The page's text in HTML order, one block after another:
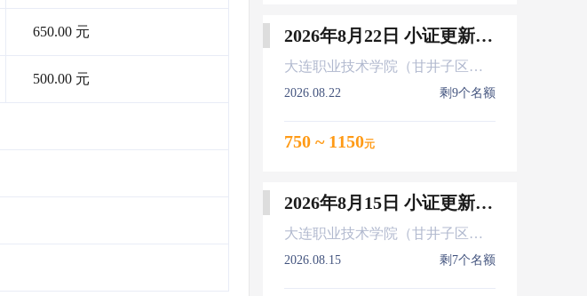
650.00 元
500.00 元
2026年8月22日 小证更新 Z01Z02Z04
大连职业技术学院（甘井子区大连北站）
2026.08.22 剩9个名额
750 ~ 1150元
2026年8月15日 小证更新 Z01Z02Z04
大连职业技术学院（甘井子区大连北站）
2026.08.15 剩7个名额